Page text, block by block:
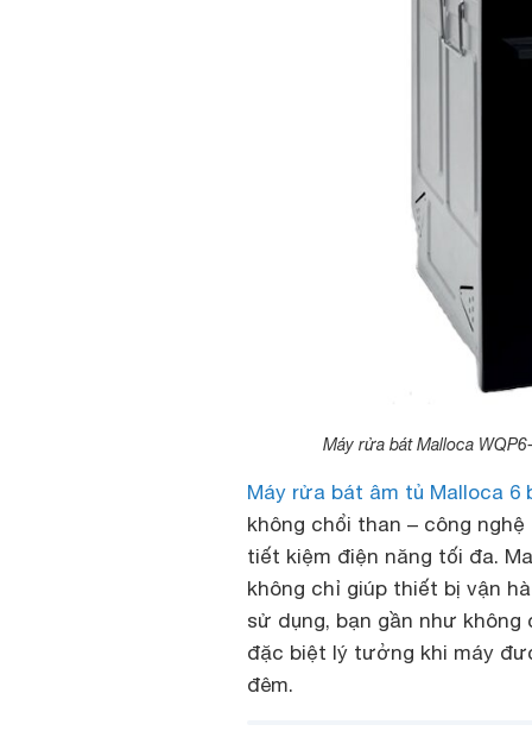
Máy rửa bát Malloca
Máy rửa bát âm tủ Malloca 6
không chổi than – công
tiết kiệm điện năng tối đa.
không chỉ giúp thiết bị vận
sử dụng, bạn gần như
đặc biệt lý tưởng khi máy
đêm.